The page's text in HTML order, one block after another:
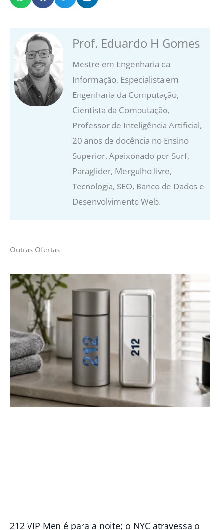
Prof. Eduardo H Gomes
Mestre em Engenharia da
Informação, Especialista em
Engenharia da Computação,
Cientista da Computação,
Professor de Inteligência Artificial,
20 anos de docência no Ensino
Superior. Apaixonado por Surf,
Paraglider, Mergulho livre,
Tecnologia, SEO, Banco de Dados e
Desenvolvimento Web.
Outras Ofertas
212 VIP Men é para a noite; o NYC atravessa o